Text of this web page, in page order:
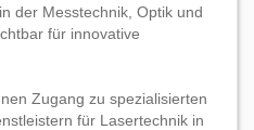
der Messtechnik, Optik und
für innovative
Zugang zu spezialisierten
für Lasertechnik in